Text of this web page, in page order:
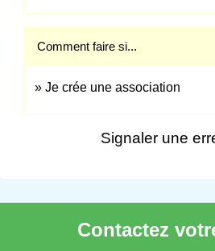
Comment faire si...
Je crée une association
Signaler une
Contactez